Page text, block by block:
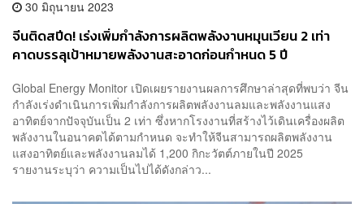
30 มิถุนายน 2023
จีนติดสปีด! เร่งเพิ่มกำลังการผลิตพลังงานหมุนเวียน 2 เท่า
คาดบรรลุเป้าหมายพลังงานสะอาดก่อนกำหนด 5 ปี
Global Energy Monitor เปิดเผยรายงานผลการศึกษาล่าสุดที่พบว่า จีน
กำลังเร่งดำเนินการเพิ่มกำลังการผลิตพลังงานลมและพลังงานแสง
อาทิตย์จากปัจจุบันเป็น 2 เท่า ซึ่งหากโรงงานที่สร้างไว้เดินเครื่องผลิต
พลังงานในอนาคตได้ตามกำหนด จะทำให้จีนสามารถผลิตพลังงาน
แสงอาทิตย์และพลังงานลมได้ 1,200 กิกะวัตต์ภายในปี 2025
รายงานระบุว่า ความเป็นไปได้ดังกล่าว...